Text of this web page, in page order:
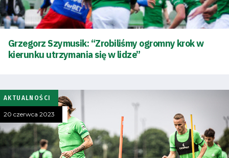
Tryb
oszczędności
energii
Dostępność
SEARCH
Search Button
Grzegorz Szymusik: “Zrobiliśmy ogromny krok w
kierunku utrzymania się w lidze”
AKTUALNOŚCI
20 czerwca 2023